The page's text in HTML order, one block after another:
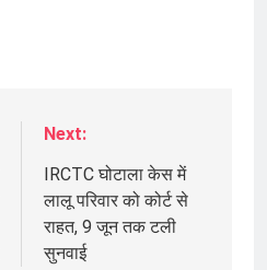
Next:
IRCTC घोटाला केस में
लालू परिवार को कोर्ट से
राहत, 9 जून तक टली
सुनवाई